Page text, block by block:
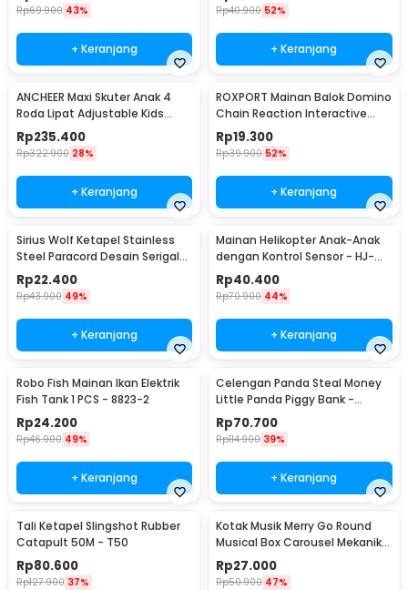
Rp69.900 43%
+ Keranjang
Rp40.900 52%
+ Keranjang
ANCHEER Maxi Skuter Anak 4
Roda Lipat Adjustable Kids
Scooter - QZ-001
Rp235.400
Rp322.900 28%
+ Keranjang
ROXPORT Mainan Balok Domino
Chain Reaction Interactive
Toys 120 PCS - ZMY-1
Rp19.300
Rp39.900 52%
+ Keranjang
Sirius Wolf Ketapel Stainless
Steel Paracord Desain Serigala
- HW-GJ049
Rp22.400
Rp43.900 49%
+ Keranjang
Mainan Helikopter Anak-Anak
dengan Kontrol Sensor - HJ-
8188
Rp40.400
Rp70.900 44%
+ Keranjang
Robo Fish Mainan Ikan Elektrik
Fish Tank 1 PCS - 8823-2
Rp24.200
Rp46.900 49%
+ Keranjang
Celengan Panda Steal Money
Little Panda Piggy Bank -
MM8807-1
Rp70.700
Rp114.900 39%
+ Keranjang
Tali Ketapel Slingshot Rubber
Catapult 50M - T50
Rp80.600
Rp127.900 37%
Kotak Musik Merry Go Round
Musical Box Carousel Mekanikal
- HD-Y02
Rp27.000
Rp50.900 47%